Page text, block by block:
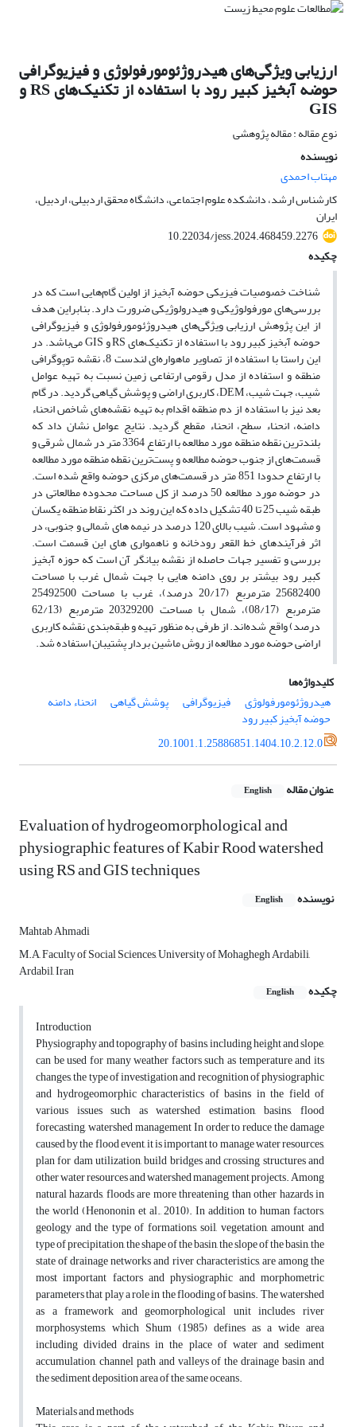
ارزیابی ویژگی‌های هیدروژئومورفولوژی و فیزیوگرافی
حوضه آبخیز کبیر رود با استفاده از تکنیک‌های RS و
GIS
نوع مقاله : مقاله پژوهشی
نویسنده
مهتاب احمدی
کارشناس ارشد، دانشکده علوم اجتماعی، دانشگاه محقق اردبیلی، اردبیل،
ایران
10.22034/jess.2024.468459.2276
چکیده
شناخت خصوصیات فیزیکی حوضه آبخیز از اولین گام‌هایی است که در
بررسی‌های مورفولوژیکی و هیدرولوژیکی ضرورت دارد. بنابراین هدف
از این پژوهش ارزیابی ویژگی‌های هیدروژئومورفولوژی و فیزیوگرافی
حوضه آبخیز کبیر رود با استفاده از تکنیک‌های RS و GIS می‌باشد. در
این راستا با استفاده از تصاویر ماهواره‌ای لندست 8، نقشه توپوگرافی
منطقه و استفاده از مدل رقومی ارتفاعی زمین نسبت به تهیه عوامل
شیب، جهت شیب، DEM، کاربری اراضی و پوشش گیاهی گردید. در گام
بعد نیز با استفاده از دم منطقه اقدام به تهیه نقشه‌های شاخص انحناء
دامنه، انحناء سطح، انحناء مقطع گردید. نتایج عوامل نشان داد که
بلندترین نقطه منطقه مورد مطالعه با ارتفاع 3364 متر در شمال شرقی و
قسمت‌های از جنوب حوضه مطالعه و پست‌ترین نقطه منطقه مورد مطالعه
با ارتفاع حدودا 851 متر در قسمت‌های مرکزی حوضه واقع شده است.
در حوضه مورد مطالعه 50 درصد از کل مساحت محدوده مطالعاتی در
طبقه شیب 25 تا 40 تشکیل داده که این روند در اکثر نقاط منطقه یکسان
و مشهود است. شیب بالای 120 درصد در نیمه های شمالی و جنوبی، در
اثر فرآیندهای خط القعر رودخانه و ناهمواری های این قسمت است.
بررسی و تفسیر جهات حاصله از نقشه بیانگر آن است که حوزه آبخیز
کبیر رود بیشتر بر روی دامنه هایی با جهت شمال غرب با مساحت
25682400 مترمربع (20/17 درصد)، غرب با مساحت 25492500
مترمربع (08/17)، شمال با مساحت 20329200 مترمربع (62/13
درصد) واقع شده‌اند. از طرفی به منظور تهیه و طبقه‌بندی نقشه کاربری
اراضی حوضه مورد مطالعه از روش ماشین بردار پشتیبان استفاده شد.
کلیدواژه‌ها
هیدروژئومورفولوژی
فیزیوگرافی پوشش گیاهی انحناء دامنه
حوضه آبخیز کبیر رود
20.1001.1.25886851.1404.10.2.12.0
عنوان مقاله English
Evaluation of hydrogeomorphological and
physiographic features of Kabir Rood watershed
using RS and GIS techniques
نویسنده English
Mahtab Ahmadi
M.A, Faculty of Social Sciences, University of Mohaghegh Ardabili,
Ardabil, Iran
چکیده
English
Introduction
Physiography and topography of basins, including height and slope,
can be used for many weather factors such as temperature and its
changes, the type of investigation and recognition of physiographic
and hydrogeomorphic characteristics of basins in the field of
various issues such as watershed estimation, basins, flood
forecasting, watershed management In order to reduce the damage
caused by the flood event, it is important to manage water resources,
plan for dam utilization, build bridges and crossing structures and
other water resources and watershed management projects. Among
natural hazards, floods are more threatening than other hazards in
the world (Henononin et al., 2010). In addition to human factors,
geology and the type of formations, soil, vegetation, amount and
type of precipitation, the shape of the basin, the slope of the basin, the
state of drainage networks and river characteristics, are among the
most important factors and physiographic and morphometric
parameters that play a role in the flooding of basins. The watershed
as a framework and geomorphological unit includes river
morphosystems, which Shum (1985) defines as a wide area
including divided drains in the place of water and sediment
accumulation, channel path and valleys of the drainage basin and
the sediment deposition area of the same oceans.
Materials and methods